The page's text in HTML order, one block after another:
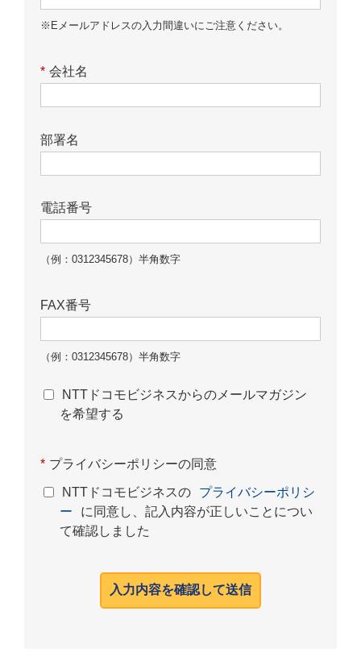
※Eメールアドレスの入力間違いにご注意ください。
* 会社名
部署名
電話番号
（例：0312345678）半角数字
FAX番号
（例：0312345678）半角数字
NTTドコモビジネスからのメールマガジン
を希望する
* プライバシーポリシーの同意
NTTドコモビジネスの
プライバシーポリシ
ー
に同意し、記入内容が正しいことについ
て確認しました
入力内容を確認して送信